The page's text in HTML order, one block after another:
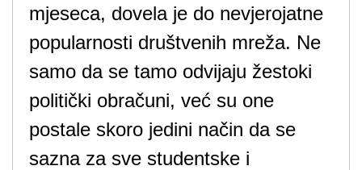
mjeseca, dovela je do nevjerojatne
popularnosti društvenih mreža. Ne
samo da se tamo odvijaju žestoki
politički obračuni, već su one
postale skoro jedini način da se
sazna za sve studentske i